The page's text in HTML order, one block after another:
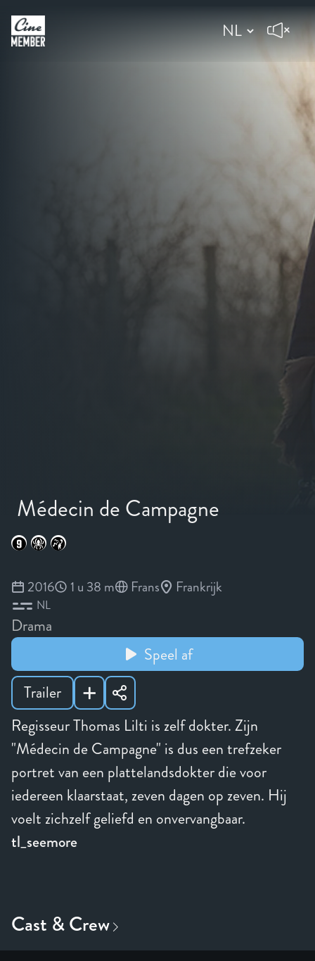
Médecin de Campagne
Regisseur Thomas Lilti is zelf dokter. Zijn
"Médecin de Campagne" is dus een trefzeker
portret van een plattelandsdokter die voor
iedereen klaarstaat, zeven dagen op zeven. Hij
voelt zichzelf geliefd en onvervangbaar.
tl_seemore
2016 1 u 38 m Frans Frankrijk
NL
Drama
Speel af
Trailer